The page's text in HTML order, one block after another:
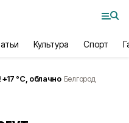
Культура Спорт
+17 °С, облачно Белгород